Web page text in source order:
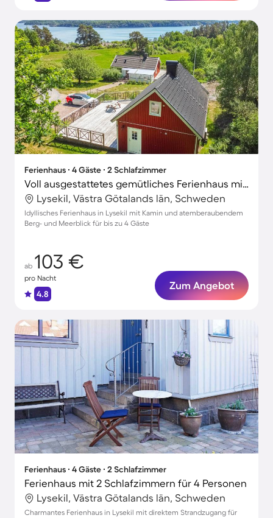
Ferienhaus ∙ 4 Gäste ∙ 2 Schlafzimmer
Voll ausgestattetes gemütliches Ferienhaus mit Terrasse und Grill | Wasserblick
Lysekil, Västra Götalands län, Schweden
Idyllisches Ferienhaus in Lysekil mit Kamin und atemberaubendem
Berg- und Meerblick für bis zu 4 Gäste
ab 103 €
pro Nacht
4.8
Zum Angebot
Ferienhaus ∙ 4 Gäste ∙ 2 Schlafzimmer
Ferienhaus mit 2 Schlafzimmern für 4 Personen
Lysekil, Västra Götalands län, Schweden
Charmantes Ferienhaus in Lysekil mit direktem Strandzugang für